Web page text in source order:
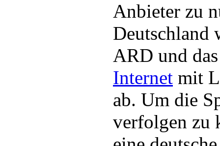
Anbieter zu
Deutschland
ARD und
Internet mit
ab. Um die
verfolgen zu